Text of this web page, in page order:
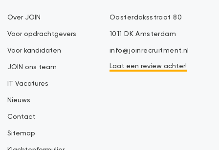
Over JOIN
Voor opdrachtgevers
Voor kandidaten
JOIN ons team
IT Vacatures
Nieuws
Contact
Sitemap
Oosterdoksstraat 80
1011 DK Amsterdam
info@joinrecruitment.nl
Laat een review achter!